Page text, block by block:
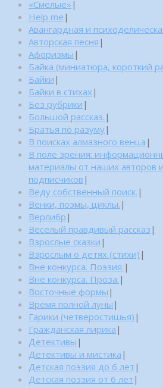
«Смелые» |
Help me |
Авангардная и
Авторская песня |
Афоризмы |
Байка (миниатюра, короткий
Байки |
Байки в стихах |
Без рубрики |
Большой рассказ. |
Братья по разуму|
В поисках алмазного венца |
В поле зрения:
материалы от наших авторов и
подписчиков |
Веду собственный поиск. |
Венки, поэмы, циклы. |
Верлибр |
Веселый правдивый рассказ |
Взрослые сказки |
Взрослым о детях (стихи) |
Вне конкурса. Поэзия. |
Вне конкурса. Проза. |
Восточные формы |
Время полной луны |
Гарики (четверостишья) |
Гражданская лирика |
Детективы |
Детективы и мистика |
Детская поэзия до 6 лет |
Детская поэзия от 6 лет |